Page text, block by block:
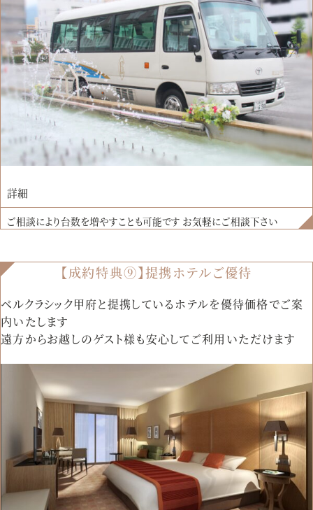
詳細
ご相談により台数を増やすことも可能です お気軽にご相談下さい
【成約特典⑨】提携ホテルご優待
ベルクラシック甲府と提携しているホテルを優待価格でご案
内いたします
遠方からお越しのゲスト様も安心してご利用いただけます